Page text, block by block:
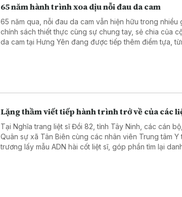
65 năm hành trình xoa dịu nỗi đau da cam
65 năm qua, nỗi đau da cam vẫn hiện hữu trong nhiều
chính sách thiết thực cùng sự chung tay, sẻ chia của
da cam tại Hưng Yên đang được tiếp thêm điểm tựa,
Lặng thầm viết tiếp hành trình trở về của các
Tại Nghĩa trang liệt sĩ Đồi 82, tỉnh Tây Ninh, các cán
Quân sự xã Tân Biên cùng các nhân viên Trung tâm
trương lấy mẫu ADN hài cốt liệt sĩ, góp phần tìm lại